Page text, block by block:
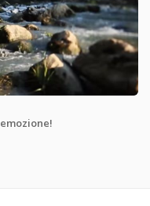
emozione!